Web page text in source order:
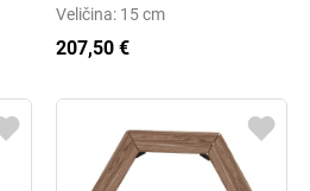
Veličina: 15 cm
207,50 €